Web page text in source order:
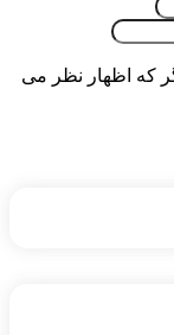
که اظهار نظر می